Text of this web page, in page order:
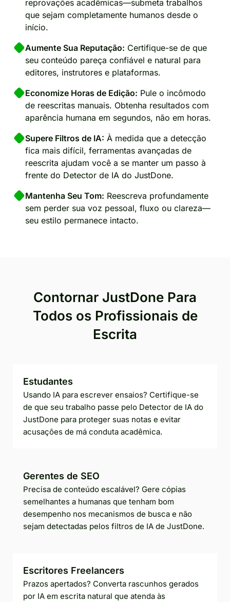
reprovações acadêmicas—submeta trabalhos
que sejam completamente humanos desde o
início.
Aumente Sua Reputação: Certifique-se de que
seu conteúdo pareça confiável e natural para
editores, instrutores e plataformas.
Economize Horas de Edição: Pule o incômodo
de reescritas manuais. Obtenha resultados com
aparência humana em segundos, não em horas.
Supere Filtros de IA: À medida que a detecção
fica mais difícil, ferramentas avançadas de
reescrita ajudam você a se manter um passo à
frente do Detector de IA do JustDone.
Mantenha Seu Tom: Reescreva profundamente
sem perder sua voz pessoal, fluxo ou clareza—
seu estilo permanece intacto.
Contornar JustDone Para
Todos os Profissionais de
Escrita
Estudantes
Usando IA para escrever ensaios? Certifique-se
de que seu trabalho passe pelo Detector de IA do
JustDone para proteger suas notas e evitar
acusações de má conduta acadêmica.
Gerentes de SEO
Precisa de conteúdo escalável? Gere cópias
semelhantes a humanas que tenham bom
desempenho nos mecanismos de busca e não
sejam detectadas pelos filtros de IA de JustDone.
Escritores Freelancers
Prazos apertados? Converta rascunhos gerados
por IA em escrita natural que atenda às